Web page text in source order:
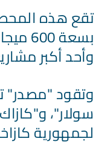
وأحد أكبر
سولار"،
لجمهورية